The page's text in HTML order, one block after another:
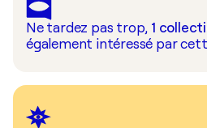
Ne tardez pas trop, 1
également intéressé par